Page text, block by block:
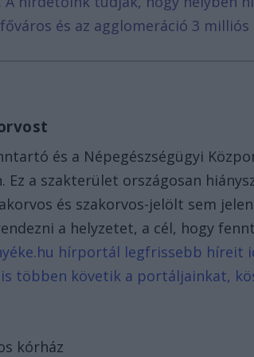
és az agglomeráció 3 milliós
és a Népegészségügyi
Ez a szakterület országosan
és szakorvos-jelölt sem
a helyzetet, a cél, hogy
hírportál legfrissebb híreit
is többen követik a portáljainkat,
kórház